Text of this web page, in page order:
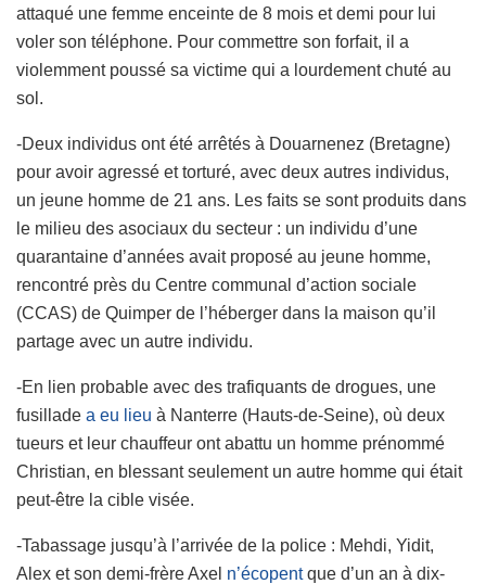
attaqué une femme enceinte de 8 mois et demi pour lui
voler son téléphone. Pour commettre son forfait, il a
violemment poussé sa victime qui a lourdement chuté au
sol.
-Deux individus ont été arrêtés à Douarnenez (Bretagne)
pour avoir agressé et torturé, avec deux autres individus,
un jeune homme de 21 ans. Les faits se sont produits dans
le milieu des asociaux du secteur : un individu d’une
quarantaine d’années avait proposé au jeune homme,
rencontré près du Centre communal d’action sociale
(CCAS) de Quimper de l’héberger dans la maison qu’il
partage avec un autre individu.
-En lien probable avec des trafiquants de drogues, une
fusillade a eu lieu à Nanterre (Hauts-de-Seine), où deux
tueurs et leur chauffeur ont abattu un homme prénommé
Christian, en blessant seulement un autre homme qui était
peut-être la cible visée.
-Tabassage jusqu’à l’arrivée de la police : Mehdi, Yidit,
Alex et son demi-frère Axel n’écopentque d’un an à dix-